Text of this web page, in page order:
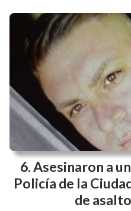
Asesinaron a
Policía de la
de